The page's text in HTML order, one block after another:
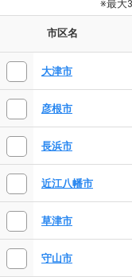
※最大
市区名
大津市
彦根市
長浜市
近江八幡市
草津市
守山市